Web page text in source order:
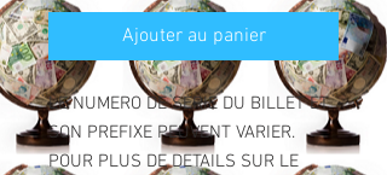
Ajouter au panier
LE NUMERO DE SERIE DU BILLET ET
SON PREFIXE PEUVENT VARIER.
POUR PLUS DE DETAILS SUR LE